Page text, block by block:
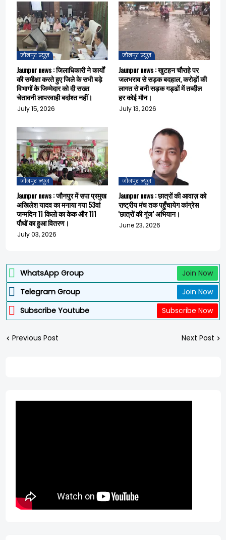
जौनपुर न्यूज़
Jaunpur news : जिलाधिकारी ने कार्यों
की समीक्षा करते हुए जिले के सभी बड़े
विभागों के जिम्मेदार को दी सख्त
चेतावनी लापरवाही बर्दाश्त नहीं।
July 15, 2026
जौनपुर न्यूज़
Jaunpur news : खुटहन चौराहे पर
जलभराव से सड़क बदहाल, करोड़ों की
लागत से बनी सड़क गड्ढों में तब्दील
हर कोई मौन।
July 13, 2026
जौनपुर न्यूज़
Jaunpur news : जौनपुर में सपा प्रमुख
अखिलेश यादव का मनाया गया 53वां
जन्मदिन 11 किलो का केक और 111
पौधों का हुआ वितरण।
July 03, 2026
जौनपुर न्यूज़
Jaunpur news : छात्रों की आवाज़ को
राष्ट्रीय मंच तक पहुँचायेग कांग्रेस
'छात्रों की गूंज’ अभियान।
June 23, 2026
WhatsApp Group
Join Now
Telegram Group
Join Now
Subscribe Youtube
Subscribe Now
Previous Post Next Post